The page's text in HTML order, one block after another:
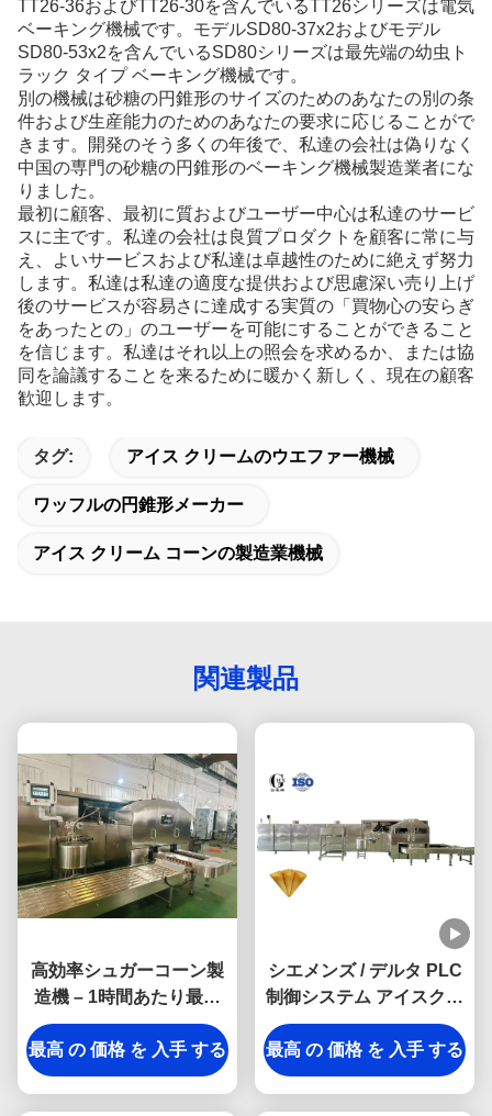
TT26-36およびTT26-30を含んでいるTT26シリーズは電気
ベーキング機械です。モデルSD80-37x2およびモデル
SD80-53x2を含んでいるSD80シリーズは最先端の幼虫ト
ラック タイプ ベーキング機械です。
別の機械は砂糖の円錐形のサイズのためのあなたの別の条
件および生産能力のためのあなたの要求に応じることがで
きます。開発のそう多くの年後で、私達の会社は偽りなく
中国の専門の砂糖の円錐形のベーキング機械製造業者にな
りました。
最初に顧客、最初に質およびユーザー中心は私達のサービ
スに主です。私達の会社は良質プロダクトを顧客に常に与
え、よいサービスおよび私達は卓越性のために絶えず努力
します。私達は私達の適度な提供および思慮深い売り上げ
後のサービスが容易さに達成する実質の「買物心の安らぎ
をあったとの」のユーザーを可能にすることができること
を信じます。私達はそれ以上の照会を求めるか、または協
同を論議することを来るために暖かく新しく、現在の顧客
歓迎します。
タグ: アイス クリームのウエファー機械
ワッフルの円錐形メーカー
アイス クリーム コーンの製造業機械
関連製品
高効率シュガーコーン製
造機 – 1時間あたり最大
11,000個のミニコーン
最高 の 価格 を 入手 する
シエメンズ / デルタ PLC
制御システム アイスクリ
ームコーンベーキングマ
シン 生産効率を向上させ
る
最高 の 価格 を 入手 する